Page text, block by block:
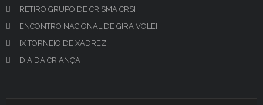
RETIRO GRUPO DE CRISMA CRSI
ENCONTRO NACIONAL DE GIRA VOLEI
IX TORNEIO DE XADREZ
DIA DA CRIANÇA